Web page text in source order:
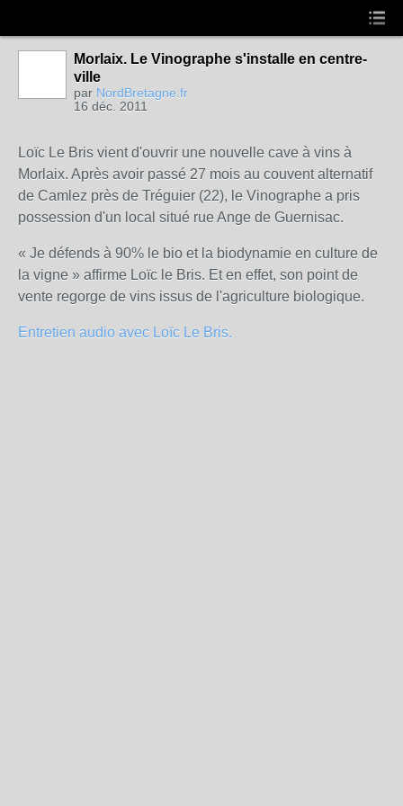
Morlaix. Le Vinographe s'installe en centre-
ville
par NordBretagne.fr
16 déc. 2011
Loïc Le Bris vient d'ouvrir une nouvelle cave à vins à
Morlaix. Après avoir passé 27 mois au couvent alternatif
de Camlez près de Tréguier (22), le Vinographe a pris
possession d'un local situé rue Ange de Guernisac.
« Je défends à 90% le bio et la biodynamie en culture de
la vigne » affirme Loïc le Bris. Et en effet, son point de
vente regorge de vins issus de l'agriculture biologique.
Entretien audio avec Loïc Le Bris.